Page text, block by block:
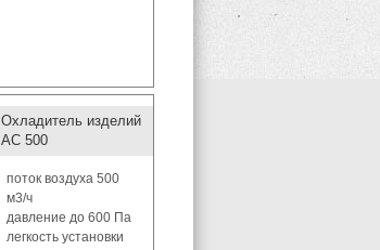
Охладитель изделий
AC 500
поток воздуха 500
м3/ч
давление до 600 Па
легкость установки